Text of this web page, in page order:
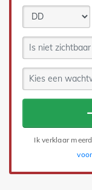
Ik verklaar